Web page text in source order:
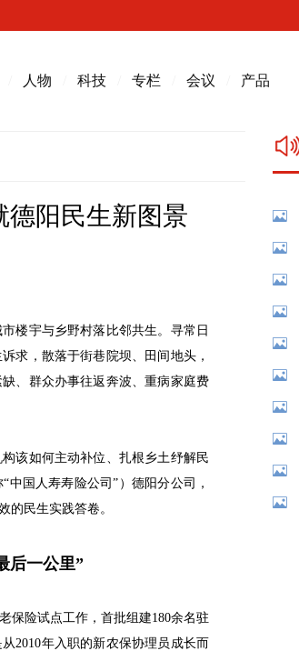
人物 科技 专栏 会议 产品
德阳民生新图景
楼宇与乡野村落比邻共生。寻常日
求，散落于街巷院坝、田间地头，
、群众办事往返奔波、重病家庭费
该如何主动补位、扎根乡土纾解民
国人寿寿险公司”）德阳分公司，
的民生实践答卷。
后一公里”
保险试点工作，首批组建180余名驻
2010年入职的新农保协理员成长而